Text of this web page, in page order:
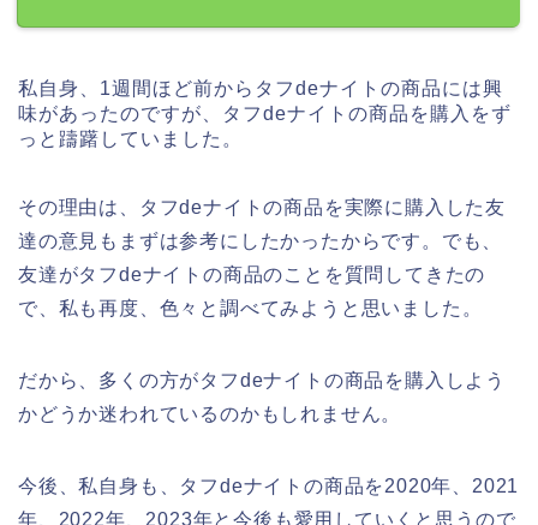
私自身、1週間ほど前からタフdeナイトの商品には興
味があったのですが、タフdeナイトの商品を購入をず
っと躊躇していました。
その理由は、タフdeナイトの商品を実際に購入した友
達の意見もまずは参考にしたかったからです。でも、
友達がタフdeナイトの商品のことを質問してきたの
で、私も再度、色々と調べてみようと思いました。
だから、多くの方がタフdeナイトの商品を購入しよう
かどうか迷われているのかもしれません。
今後、私自身も、タフdeナイトの商品を2020年、2021
年、2022年、2023年と今後も愛用していくと思うので